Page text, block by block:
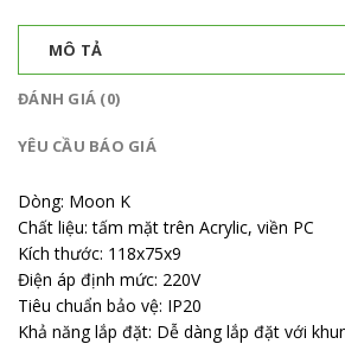
MÔ TẢ
ĐÁNH GIÁ (0)
YÊU CẦU BÁO GIÁ
Dòng: Moon K
Chất liệu: tấm mặt trên Acrylic, viền PC
Kích thước: 118x75x9
Điện áp định mức: 220V
Tiêu chuẩn bảo vệ: IP20
Khả năng lắp đặt: Dễ dàng lắp đặt với